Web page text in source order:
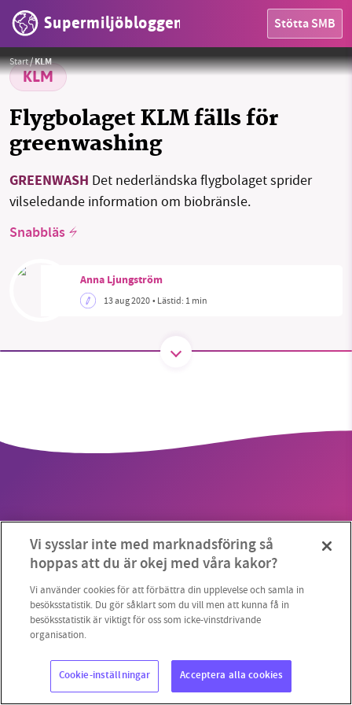
Supermiljöbloggen Stötta SMB
OMRÅDEN
MILJÖFAKTA
OM OSS
Sök Sparade inlägg
Threads
Start/KLM
KLM
Flygbolaget KLM fälls för
greenwashing
GREENWASH Det nederländska flygbolaget sprider
vilseledande information om biobränsle.
Snabbläs
Anna Ljungström
13 aug 2020• Lästid: 1 min
Foto:KLM
Copyright 2023 © Supermiljöbloggen Cookieinställningar
starten 2010 har vår ideella redaktion drivit
miljödebatten framåt genom
vill hjälpa oss.
Stötta vårt arbete genom att swisha en slant till
1231368703
Läs vad vi vill göra
Vi sysslar inte med marknadsföring så
hoppas att du är okej med våra kakor?
Vi använder cookies för att förbättra din upplevelse och samla in
besöksstatistik. Du gör såklart som du vill men att kunna få in
besöksstatistik är viktigt för oss som icke-vinstdrivande
organisation.
Cookie-inställningar Acceptera alla cookies